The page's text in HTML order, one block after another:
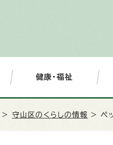
健康・福祉
> 守山区のくらしの情報 > ペッ